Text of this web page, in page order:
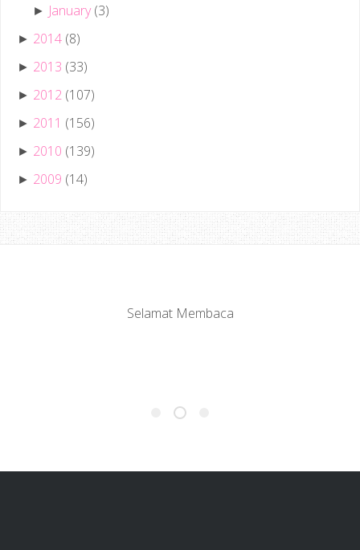
► January (3)
► 2014 (8)
► 2013 (33)
► 2012 (107)
► 2011 (156)
► 2010 (139)
► 2009 (14)
Selamat Membaca